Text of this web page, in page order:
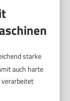
starke
auch harte
verarbeitet